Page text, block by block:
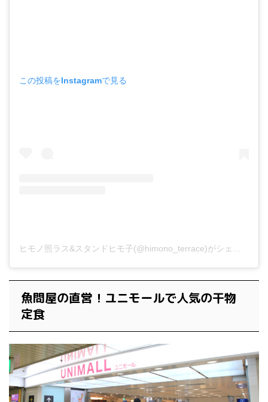
この投稿をInstagramで見る
ヒモノ照ラス&スタンドヒモ子(@himono_terrace)がシェアした投稿
魚問屋の直営！ユニモールで人気の干物
定食